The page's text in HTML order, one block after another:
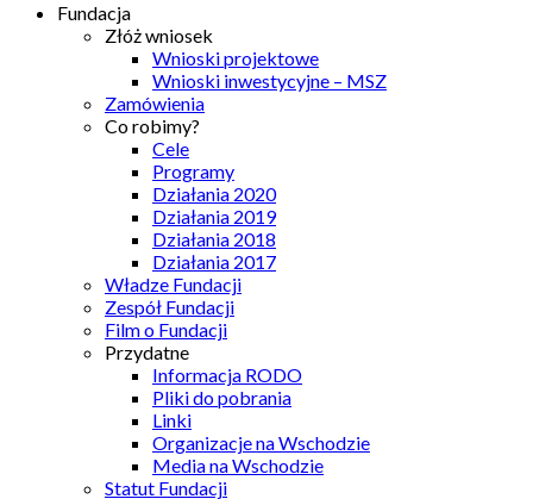
Fundacja
Złóż wniosek
Wnioski projektowe
Wnioski inwestycyjne – MSZ
Zamówienia
Co robimy?
Cele
Programy
Działania 2020
Działania 2019
Działania 2018
Działania 2017
Władze Fundacji
Zespół Fundacji
Film o Fundacji
Przydatne
Informacja RODO
Pliki do pobrania
Linki
Organizacje na Wschodzie
Media na Wschodzie
Statut Fundacji